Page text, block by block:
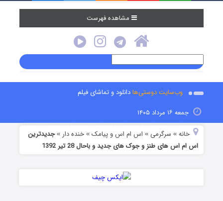
مشاهده فهرست
وب‌سایت دوستی‌هادانلود و تماشای فیلم
جمعه ۱۶ مرداد ۱۴۰۵
خانه » سرگرمی » اس ام اس و پیامک »خنده دار »جدیدترین
اس ام اس های طنز و جوک های جدید و باحال 28 تیر 1392